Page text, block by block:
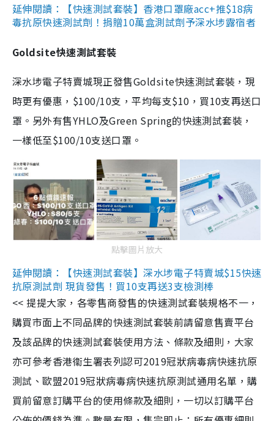
延伸閱讀：【快速測試套裝】香港口罩廠acc+推$18病
毒抗原快速測試劑！捐贈10萬盒測試劑予深水埗露宿者
Goldsite快速測試套裝
深水埗電子特賣城現正發售Goldsite快速測試套裝，現
時更有優惠，$100/10支，平均每支$10，買10支再送口
罩。另外有售YHLO及Green Spring的快速測試套裝，
一樣低至$100/10支送口罩。
點擊圖片放大
延伸閱讀：【快速測試套裝】深水埗電子特賣城$15快速
抗原測試劑 現貨發售！買10支再送3支檢測棒
<< 提提大家，各零售商發售的快速測試套裝規格不一，
購買市面上不同品牌的快速測試套裝前請留意售賣平台
及該品牌的快速測試套裝使用方法、條款及細則，大家
亦可參考香港衞生署表列認可2019冠狀病毒病快速抗原
測試、歐盟2019冠狀病毒病快速抗原測試通用名單，購
買前留意訂購平台的使用條款及細則，一切以訂購平台